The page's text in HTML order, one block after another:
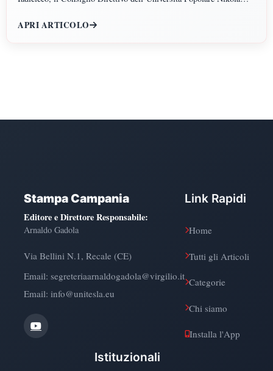
Dipartimenti di Scienze Giuridiche ed Economiche, Scienze
APRI ARTICOLO
Stampa Campania
Editore e Direttore Responsabile:
Arnaldo Gadola
Via Bellini N.1, Recale (CE)
Email: segreteriaarnaldogadola@virgilio.it
Email: info@unitesla.eu
Link Rapidi
Home
Tutti gli Articoli
Categorie
Chi siamo
Installa l'App
Istituzionali